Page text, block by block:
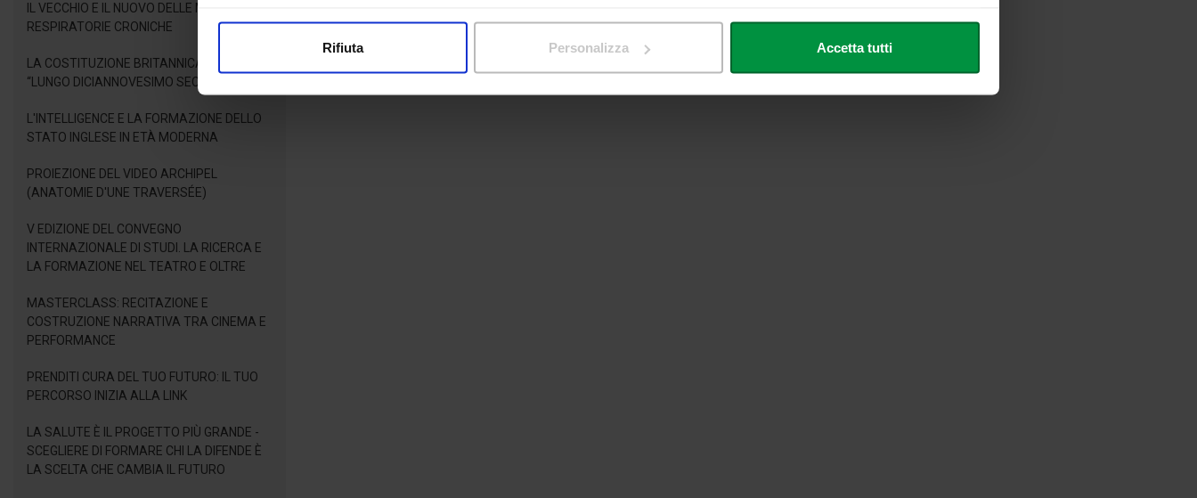
Identificare il tuo dispositivo, scansionandolo attivamente alla ricerca di caratteristiche specifiche (impronte digitali).
Rifiuta Personalizza Accetta tutti
IL VECCHIO E IL NUOVO DELLE MALATTIE
RESPIRATORIE CRONICHE
LA COSTITUZIONE BRITANNICA NEL
“LUNGO DICIANNOVESIMO SECOLO”
L'INTELLIGENCE E LA FORMAZIONE DELLO
STATO INGLESE IN ETÀ MODERNA
PROIEZIONE DEL VIDEO ARCHIPEL
(ANATOMIE D'UNE TRAVERSÉE)
V EDIZIONE DEL CONVEGNO
INTERNAZIONALE DI STUDI. LA RICERCA E
LA FORMAZIONE NEL TEATRO E OLTRE
MASTERCLASS: RECITAZIONE E
COSTRUZIONE NARRATIVA TRA CINEMA E
PERFORMANCE
PRENDITI CURA DEL TUO FUTURO: IL TUO
PERCORSO INIZIA ALLA LINK
LA SALUTE È IL PROGETTO PIÙ GRANDE -
SCEGLIERE DI FORMARE CHI LA DIFENDE È
LA SCELTA CHE CAMBIA IL FUTURO